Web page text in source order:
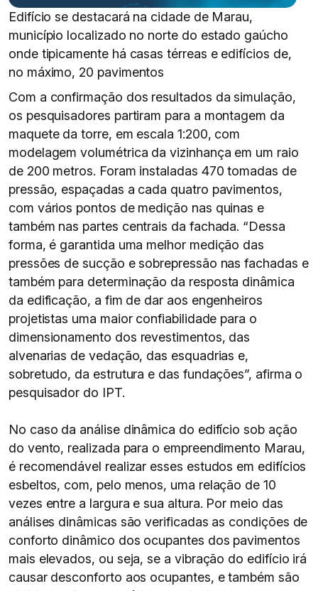
Edifício se destacará na cidade de Marau,
município localizado no norte do estado gaúcho
onde tipicamente há casas térreas e edifícios de,
no máximo, 20 pavimentos
Com a confirmação dos resultados da simulação,
os pesquisadores partiram para a montagem da
maquete da torre, em escala 1:200, com
modelagem volumétrica da vizinhança em um raio
de 200 metros. Foram instaladas 470 tomadas de
pressão, espaçadas a cada quatro pavimentos,
com vários pontos de medição nas quinas e
também nas partes centrais da fachada. “Dessa
forma, é garantida uma melhor medição das
pressões de sucção e sobrepressão nas fachadas e
também para determinação da resposta dinâmica
da edificação, a fim de dar aos engenheiros
projetistas uma maior confiabilidade para o
dimensionamento dos revestimentos, das
alvenarias de vedação, das esquadrias e,
sobretudo, da estrutura e das fundações”, afirma o
pesquisador do IPT.
No caso da análise dinâmica do edifício sob ação
do vento, realizada para o empreendimento Marau,
é recomendável realizar esses estudos em edifícios
esbeltos, com, pelo menos, uma relação de 10
vezes entre a largura e sua altura. Por meio das
análises dinâmicas são verificadas as condições de
conforto dinâmico dos ocupantes dos pavimentos
mais elevados, ou seja, se a vibração do edifício irá
causar desconforto aos ocupantes, e também são